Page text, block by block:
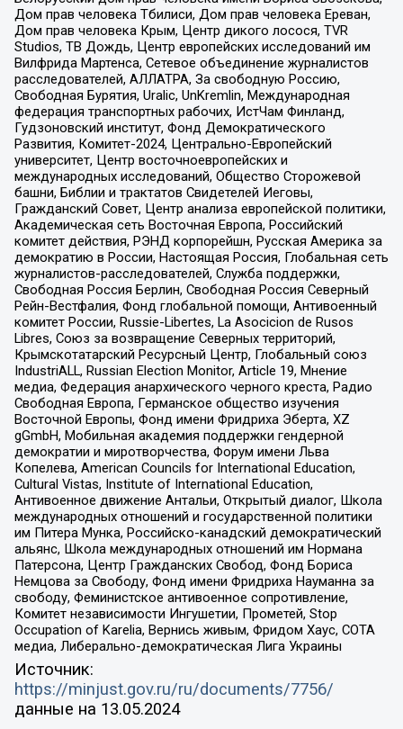
Дом прав человека Тбилиси, Дом прав человека Ереван,
Дом прав человека Крым, Центр дикого лосося, TVR
Studios, ТВ Дождь, Центр европейских исследований им
Вилфрида Мартенса, Сетевое объединение журналистов
расследователей, АЛЛАТРА, За свободную Россию,
Свободная Бурятия, Uralic, UnKremlin, Международная
федерация транспортных рабочих, ИстЧам Финланд,
Гудзоновский институт, Фонд Демократического
Развития, Комитет-2024, Центрально-Европейский
университет, Центр восточноевропейских и
международных исследований, Общество Сторожевой
башни, Библии и трактатов Свидетелей Иеговы,
Гражданский Совет, Центр анализа европейской политики,
Академическая сеть Восточная Европа, Российский
комитет действия, РЭНД корпорейшн, Русская Америка за
демократию в России, Настоящая Россия, Глобальная сеть
журналистов-расследователей, Служба поддержки,
Свободная Россия Берлин, Свободная Россия Северный
Рейн-Вестфалия, Фонд глобальной помощи, Антивоенный
комитет России, Russie-Libertes, La Asocicion de Rusos
Libres, Союз за возвращение Северных территорий,
Крымскотатарский Ресурсный Центр, Глобальный союз
IndustriALL, Russian Election Monitor, Article 19, Мнение
медиа, Федерация анархического черного креста, Радио
Свободная Европа, Германское общество изучения
Восточной Европы, Фонд имени Фридриха Эберта, XZ
gGmbH, Мобильная академия поддержки гендерной
демократии и миротворчества, Форум имени Льва
Копелева, American Councils for International Education,
Cultural Vistas, Institute of International Education,
Антивоенное движение Антальи, Открытый диалог, Школа
международных отношений и государственной политики
им Питера Мунка, Российско-канадский демократический
альянс, Школа международных отношений им Нормана
Патерсона, Центр Гражданских Свобод, Фонд Бориса
Немцова за Свободу, Фонд имени Фридриха Науманна за
свободу, Феминистское антивоенное сопротивление,
Комитет независимости Ингушетии, Прометей, Stop
Occupation of Karelia, Вернись живым, Фридом Хаус, СОТА
медиа, Либерально-демократическая Лига Украины
Источник:
https://minjust.gov.ru/ru/documents/7756/
данные на 13.05.2024